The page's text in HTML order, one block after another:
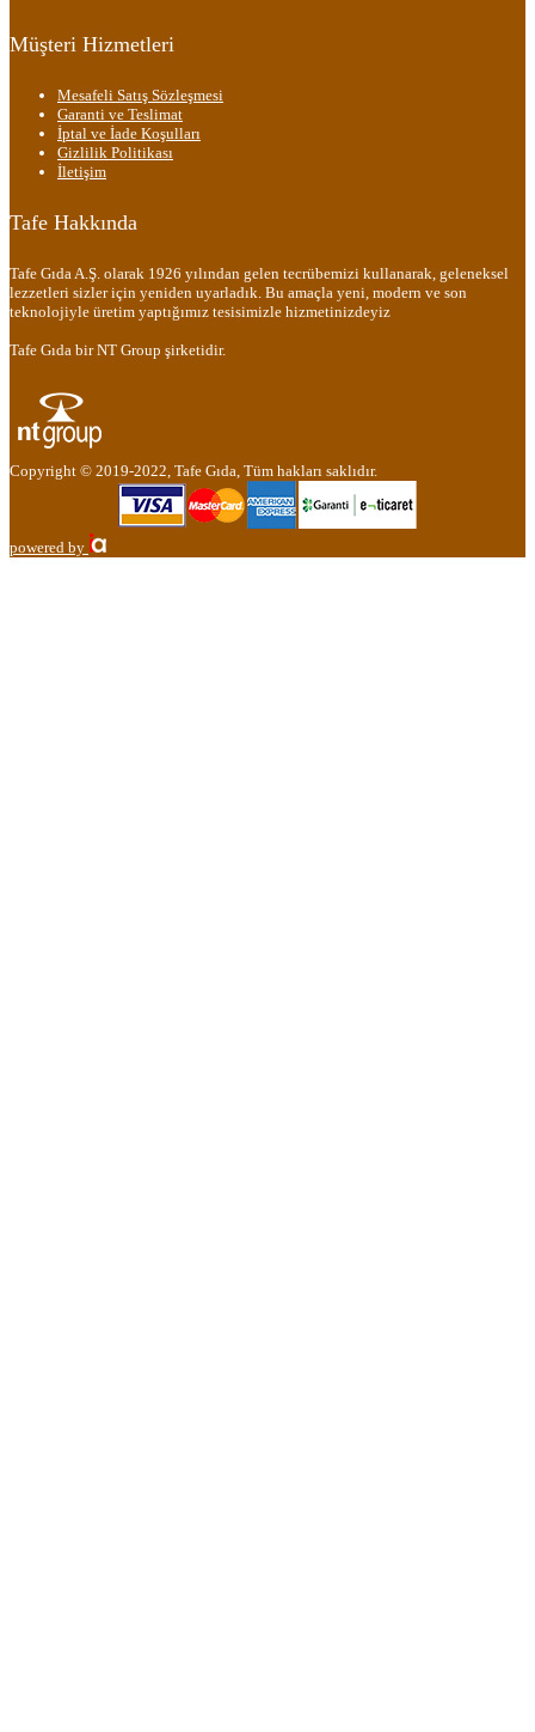
Müşteri Hizmetleri
Mesafeli Satış Sözleşmesi
Garanti ve Teslimat
İptal ve İade Koşulları
Gizlilik Politikası
İletişim
Tafe Hakkında
Tafe Gıda A.Ş. olarak 1926 yılından gelen tecrübemizi kullanarak, geleneksel
lezzetleri sizler için yeniden uyarladık. Bu amaçla yeni, modern ve son
teknolojiyle üretim yaptığımız tesisimizle hizmetinizdeyiz
Tafe Gıda bir NT Group şirketidir.
Copyright © 2019-2022, Tafe Gıda, Tüm hakları saklıdır.
powered by